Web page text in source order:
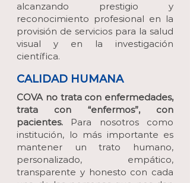
alcanzando prestigio y
reconocimiento profesional en la
provisión de servicios para la salud
visual y en la investigación
científica.
CALIDAD HUMANA
COVA no trata con enfermedades,
trata con “enfermos”, con
pacientes. Para nosotros como
institución, lo más importante es
mantener un trato humano,
personalizado, empático,
transparente y honesto con cada